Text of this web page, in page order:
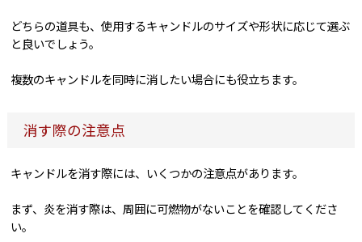
どちらの道具も、使用するキャンドルのサイズや形状に応じて選ぶ
と良いでしょう。
複数のキャンドルを同時に消したい場合にも役立ちます。
消す際の注意点
キャンドルを消す際には、いくつかの注意点があります。
まず、炎を消す際は、周囲に可燃物がないことを確認してくださ
い。